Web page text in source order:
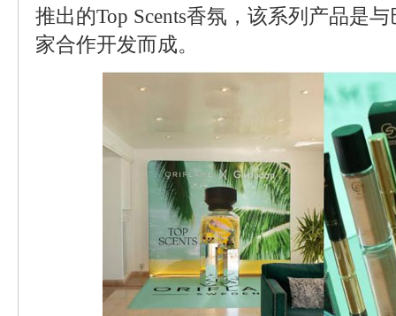
推出的Top Scents香氛，该系列产品是
家合作开发而成。